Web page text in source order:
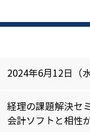
2024年6月12日（
経理の課題解決セ
会計ソフトと相性